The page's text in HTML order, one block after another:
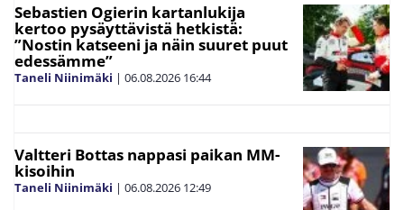
Sebastien Ogierin kartanlukija
kertoo pysäyttävistä hetkistä:
”Nostin katseeni ja näin suuret puut
edessämme”
Taneli Niinimäki | 06.08.2026 16:44
Valtteri Bottas nappasi paikan MM-
kisoihin
Taneli Niinimäki | 06.08.2026 12:49